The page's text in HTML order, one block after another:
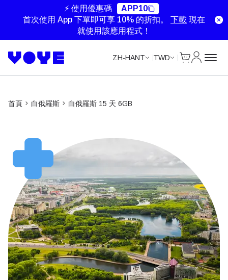
⚡ 使用優惠碼
APP10
首次使用 App 下單即可享 10% 的折扣。 下載 現在
就使用該應用程式！
ZH-HANT TWD
首頁 白俄羅斯 白俄羅斯 15 天 6GB